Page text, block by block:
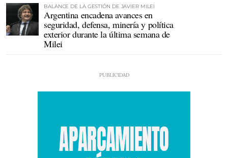
BALANCE DE LA GESTIÓN DE JAVIER MILEI
Argentina encadena avances en
seguridad, defensa, minería y política
exterior durante la última semana de
Milei